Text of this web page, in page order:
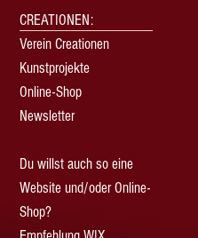
CREATIONEN:
Verein Creationen
Kunstprojekte
Online-Shop
Newsletter
Du willst auch so eine
Website und/oder Online-
Shop?